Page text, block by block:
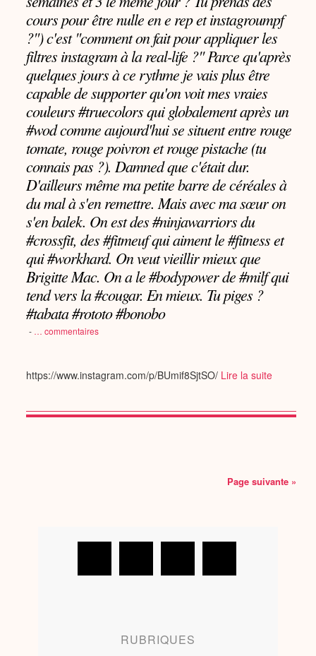
cours pour être nulle en e rep et instagroumpf
?") c'est "comment on fait pour appliquer les
filtres instagram à la real-life ?" Parce qu'après
quelques jours à ce rythme je vais plus être
capable de supporter qu'on voit mes vraies
couleurs #truecolors qui globalement après un
#wod comme aujourd'hui se situent entre rouge
tomate, rouge poivron et rouge pistache (tu
connais pas ?). Damned que c'était dur.
D'ailleurs même ma petite barre de céréales à
du mal à s'en remettre. Mais avec ma sœur on
s'en balek. On est des #ninjawarriors du
#crossfit, des #fitmeuf qui aiment le #fitness et
qui #workhard. On veut vieillir mieux que
Brigitte Mac. On a le #bodypower de #milf qui
tend vers la #cougar. En mieux. Tu piges ?
#tabata #rototo #bonobo
- … commentaires
https://www.instagram.com/p/BUmif8SjtSO/ Lire la suite
Page suivante »
RUBRIQUES